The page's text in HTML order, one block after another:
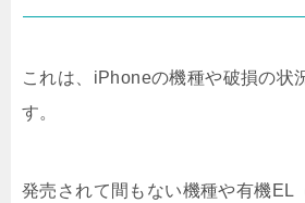
これは、iPhoneの機種や破損の状
す。
発売されて間もない機種や有機EL